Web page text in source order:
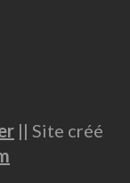
|| Site créé